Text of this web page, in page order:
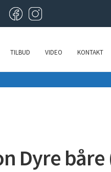
TILBUD VIDEO KONTAKT
Dyre båre